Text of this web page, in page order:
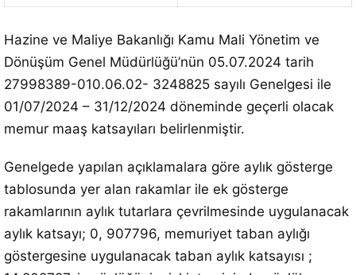
Hazine ve Maliye Bakanlığı Kamu Mali Yönetim ve
Dönüşüm Genel Müdürlüğü’nün 05.07.2024 tarih
27998389-010.06.02- 3248825 sayılı Genelgesi ile
01/07/2024 – 31/12/2024 döneminde geçerli olacak
memur maaş katsayıları belirlenmiştir.
Genelgede yapılan açıklamalara göre aylık gösterge
tablosunda yer alan rakamlar ile ek gösterge
rakamlarının aylık tutarlara çevrilmesinde uygulanacak
aylık katsayı; 0, 907796, memuriyet taban aylığı
göstergesine uygulanacak taban aylık katsayısı ;